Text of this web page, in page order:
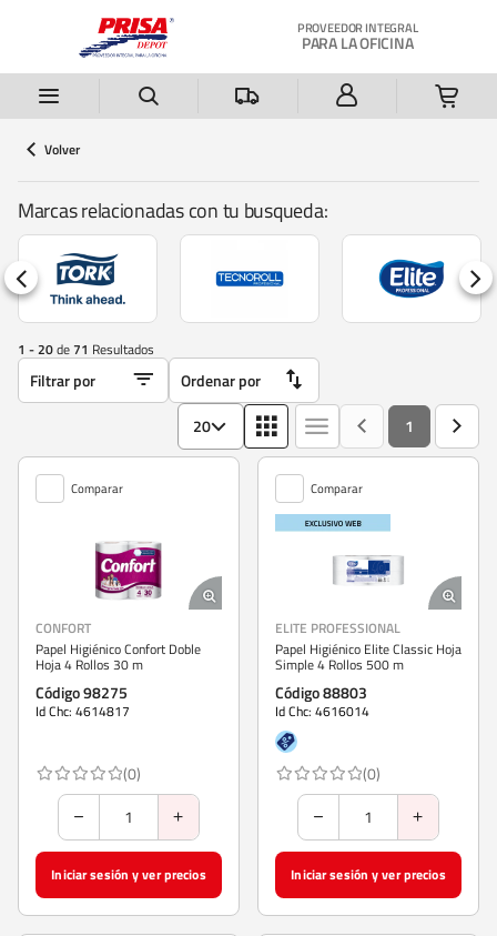
PROVEEDOR INTEGRAL
PARA LA OFICINA
Volver
Marcas relacionadas con tu busqueda:
1 - 20de71 Resultados
20 1
Comparar
CONFORT
Papel Higiénico Confort Doble
Hoja 4 Rollos 30 m
Código 98275
Id Chc: 4614817
(0)
Iniciar sesión y ver precios
Comparar
ELITE PROFESSIONAL
Papel Higiénico Elite Classic Hoja
Simple 4 Rollos 500 m
Código 88803
Id Chc: 4616014
(0)
Iniciar sesión y ver precios